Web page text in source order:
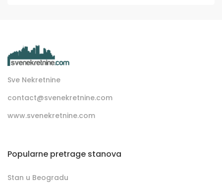
Sve Nekretnine
contact@svenekretnine.com
www.svenekretnine.com
Popularne pretrage stanova
Stan u Beogradu